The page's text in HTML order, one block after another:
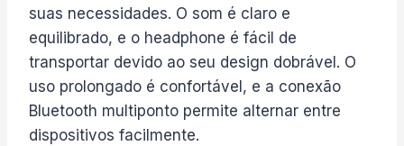
suas necessidades. O som é claro e
equilibrado, e o headphone é fácil de
transportar devido ao seu design dobrável. O
uso prolongado é confortável, e a conexão
Bluetooth multiponto permite alternar entre
dispositivos facilmente.